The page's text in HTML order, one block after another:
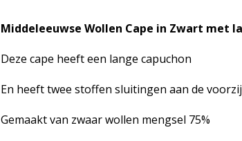
Middeleeuwse Wollen Cape in Zwart met
Deze cape heeft een lange capuchon
En heeft twee stoffen sluitingen aan de
Gemaakt van zwaar wollen mengsel 75%